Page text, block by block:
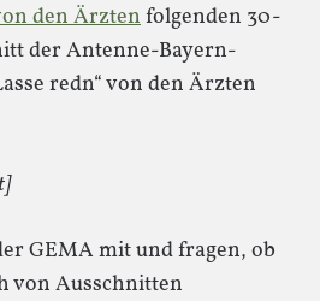
den Ärztenfolgenden 30-
der Antenne-Bayern-
redn“ von den Ärzten
GEMA mit und fragen, ob
von Ausschnitten